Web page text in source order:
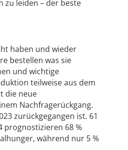
zu leiden – der beste
haben und wieder
bestellen was sie
und wichtige
teilweise aus dem
die neue
Nachfragerückgang.
zurückgegangen ist. 61
prognostizieren 68 %
während nur 5 %